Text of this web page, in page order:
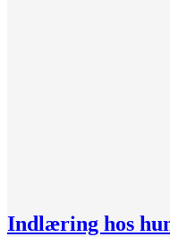
Indlæring hos